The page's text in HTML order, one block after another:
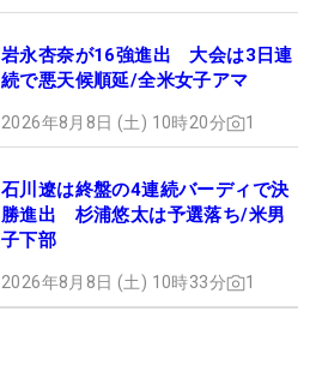
岩永杏奈が16強進出 大会は3日連
続で悪天候順延/全米女子アマ
2026年8月8日 (土) 10時20分 1
石川遼は終盤の4連続バーディで決
勝進出 杉浦悠太は予選落ち/米男
子下部
2026年8月8日 (土) 10時33分 1